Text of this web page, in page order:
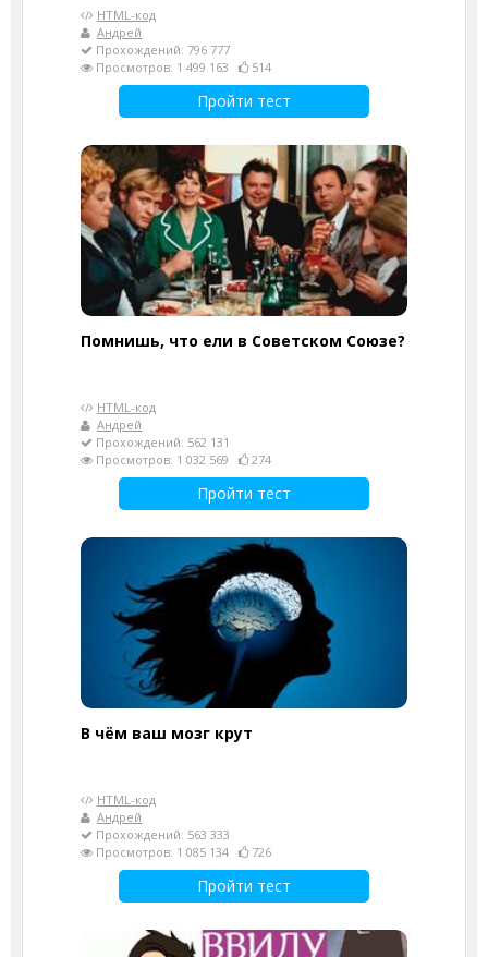
HTML-код
Андрей
Прохождений: 796 777
Просмотров: 1 499 163
514
Пройти тест
Помнишь, что ели в Советском Союзе?
HTML-код
Андрей
Прохождений: 562 131
Просмотров: 1 032 569
274
Пройти тест
В чём ваш мозг крут
HTML-код
Андрей
Прохождений: 563 333
Просмотров: 1 085 134
726
Пройти тест